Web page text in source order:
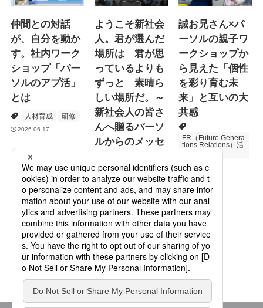
仲間との対話
が、自分を動か
す。社内ワーク
ショップ「パー
ソルのアプ活」
とは
人材育成 研修
2026.06.17
ようこそ新社会
人。君が選んだ
場所は 君が思
っているよりも
ずっと 素晴ら
しい場所だ。～
新社会人の皆さ
んへ贈るパーソ
ルからのメッセ
Specialized Servic
es
プロモーション
2026.05.19
誠お兄さん×パ
ーソルの親子ワ
ークショップか
ら見えた「個性
を彩り育む未
来」と互いの大
共感
FR（Future Genera
tions Relations）活
次世代育成
2026.06.16